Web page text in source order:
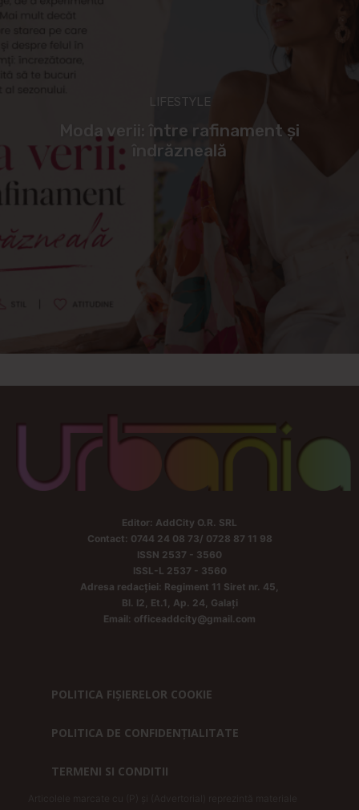
LIFESTYLE
Moda verii: între rafinament și
îndrăzneală
Editor: AddCity O.R. SRL
Contact: 0744 24 08 73/ 0728 87 11 98
ISSN 2537 - 3560
ISSL-L 2537 - 3560
Adresa redacției: Regiment 11 Siret nr. 45,
Bl. I2, Et.1, Ap. 24, Galați
Email: officeaddcity@gmail.com
POLITICA FIȘIERELOR COOKIE
POLITICA DE CONFIDENȚIALITATE
TERMENI SI CONDITII